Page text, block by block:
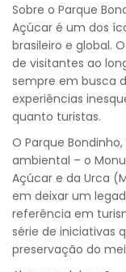
Sobre o Parque
Açúcar é um dos
brasileiro e global.
de visitantes ao
sempre em busca
experiências
quanto turistas.
O Parque
ambiental – o
Açúcar e da Urca
em deixar um
referência em
série de iniciativas
preservação do